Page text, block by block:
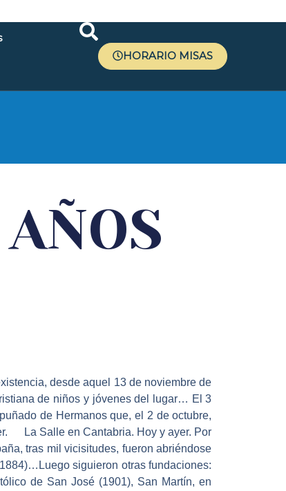
HORARIO MISAS
desde aquel 13 de noviembre de
de niños y jóvenes del lugar… El 3
de Hermanos que, el 2 de octubre,
La Salle en Cantabria. Hoy y ayer. Por
tras mil vicisitudes, fueron abriéndose
siguieron otras fundaciones:
de San José (1901), San Martín, en